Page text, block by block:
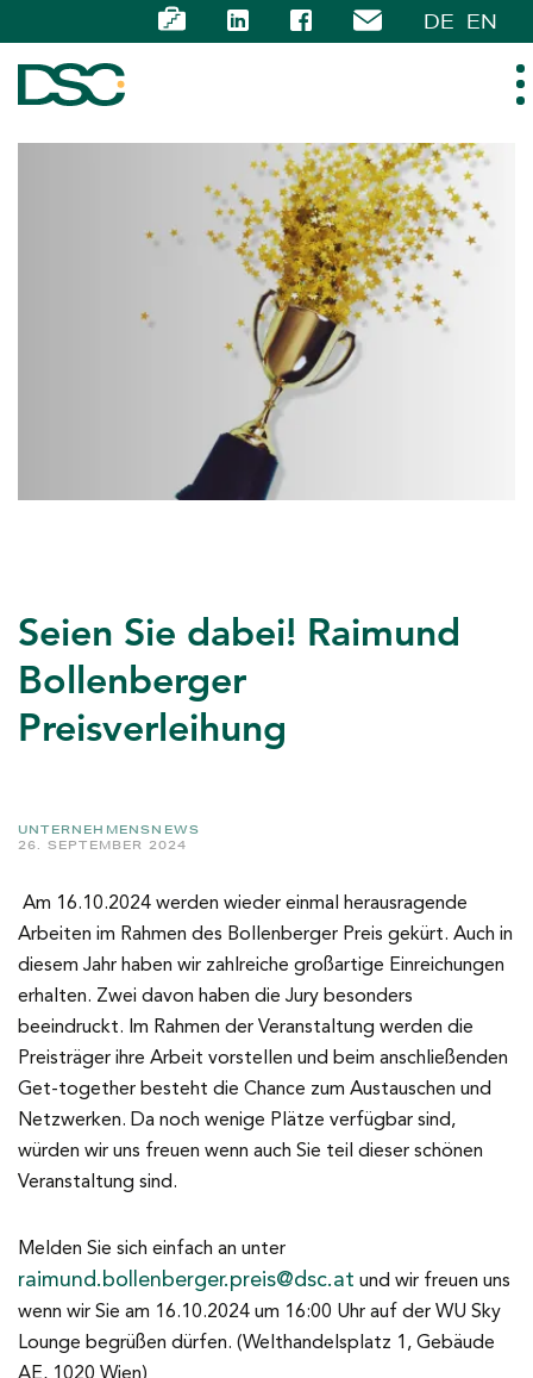
DE EN
ÜBER UNS
KARRIERE
Seien Sie dabei! Raimund
Bollenberger
Preisverleihung
UNTERNEHMENSNEWS
26. SEPTEMBER 2024
Am 16.10.2024 werden wieder einmal herausragende
Arbeiten im Rahmen des Bollenberger Preis gekürt. Auch in
diesem Jahr haben wir zahlreiche großartige Einreichungen
erhalten. Zwei davon haben die Jury besonders
beeindruckt. Im Rahmen der Veranstaltung werden die
Preisträger ihre Arbeit vorstellen und beim anschließenden
Get-together besteht die Chance zum Austauschen und
Netzwerken. Da noch wenige Plätze verfügbar sind,
würden wir uns freuen wenn auch Sie teil dieser schönen
Veranstaltung sind.
Melden Sie sich einfach an unter
raimund.bollenberger.preis@dsc.at und wir freuen uns
wenn wir Sie am 16.10.2024 um 16:00 Uhr auf der WU Sky
Lounge begrüßen dürfen. (Welthandelsplatz 1, Gebäude